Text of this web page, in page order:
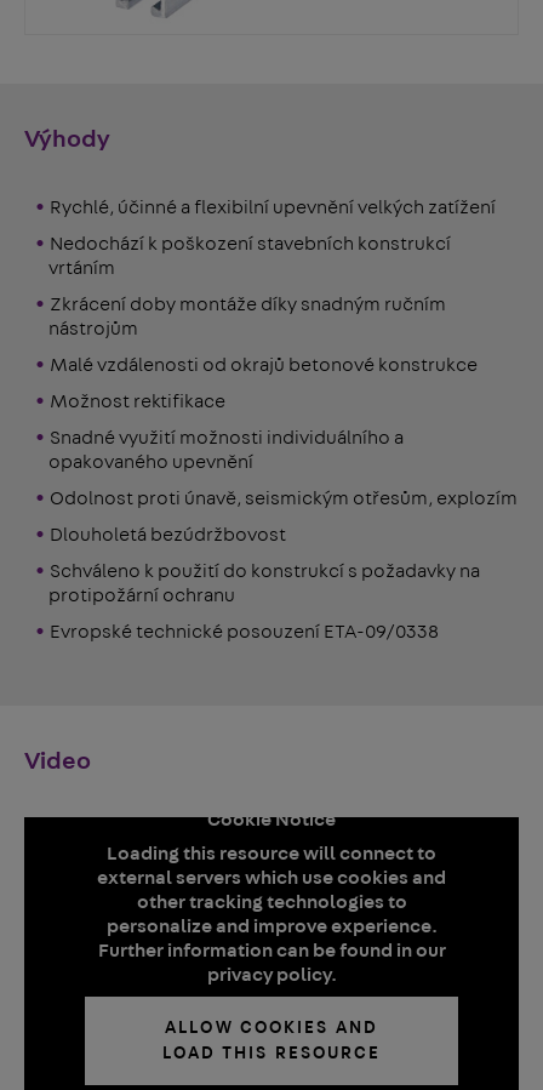
Výhody
Rychlé, účinné a flexibilní upevnění velkých zatížení
Nedochází k poškození stavebních konstrukcí
vrtáním
Zkrácení doby montáže díky snadným ručním
nástrojům
Malé vzdálenosti od okrajů betonové konstrukce
Možnost rektifikace
Snadné využití možnosti individuálního a
opakovaného upevnění
Odolnost proti únavě, seismickým otřesům, explozím
Dlouholetá bezúdržbovost
Schváleno k použití do konstrukcí s požadavky na
protipožární ochranu
Evropské technické posouzení ETA-09/0338
Video
Cookie Notice
Loading this resource will connect to
external servers which use cookies and
other tracking technologies to
personalize and improve experience.
Further information can be found in our
privacy policy.
ALLOW COOKIES AND
LOAD THIS RESOURCE